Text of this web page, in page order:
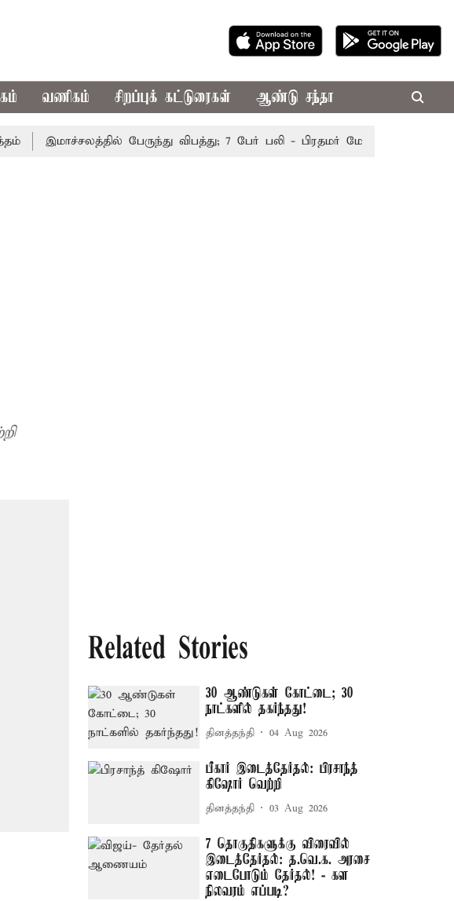
வணிகம் சிறப்புக் கட்டுரைகள் ஆண்டு சந்தா
இமாச்சலத்தில் பேருந்து விபத்து; 7 பேர் பலி - பிரதமர் மோடி இரங்கல்
Related Stories
30 ஆண்டுகள் கோட்டை; 30
நாட்களில் தகர்ந்தது!
தினத்தந்தி 04 Aug 2026
பீகார் இடைத்தேர்தல்: பிரசாந்த்
கிஷோர் வெற்றி
தினத்தந்தி 03 Aug 2026
7 தொகுதிகளுக்கு விரைவில்
இடைத்தேர்தல்: த.வெ.க. அரசை
எடைபோடும் தேர்தல்! - கள
நிலவரம் எப்படி?